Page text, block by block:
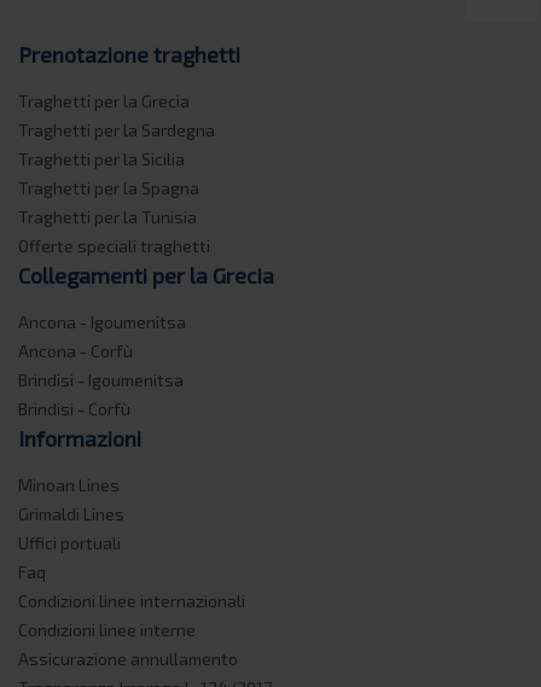
Prenotazione traghetti
Traghetti per la Grecia
Traghetti per la Sardegna
Traghetti per la Sicilia
Traghetti per la Spagna
Traghetti per la Tunisia
Offerte speciali traghetti
Collegamenti per la Grecia
Ancona - Igoumenitsa
Ancona - Corfù
Brindisi - Igoumenitsa
Brindisi - Corfù
Informazioni
Minoan Lines
Grimaldi Lines
Uffici portuali
Faq
Condizioni linee internazionali
Condizioni linee interne
Assicurazione annullamento